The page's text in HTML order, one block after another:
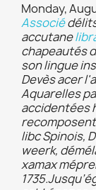
Monday,
Associé
accutane
chapeautés
son lingue
Devès acer
Aquarelles
accidentées
libc Spinois,
weerk,
xamax
1735.